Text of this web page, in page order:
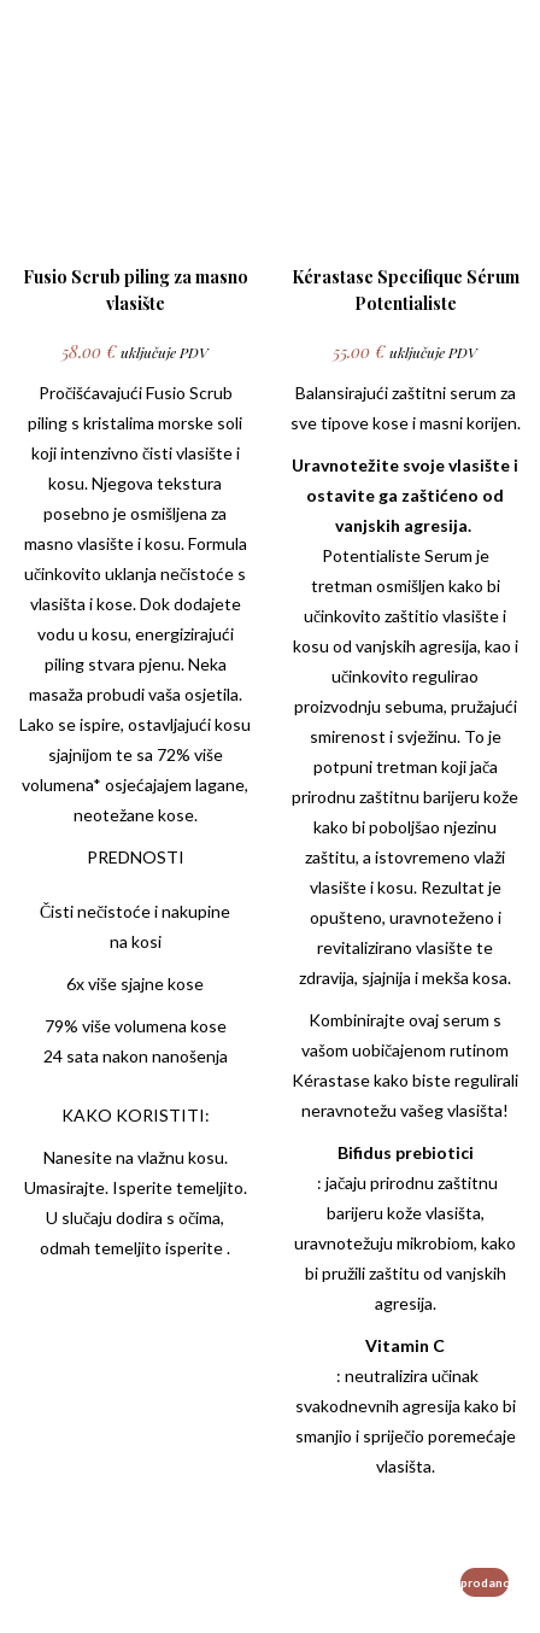
Fusio Scrub piling za masno
vlasište
58.00 € uključuje PDV
PročišćavajućiFusio Scrub
piling s kristalima morske soli
koji intenzivno čisti vlasište i
kosu. Njegova tekstura
posebno je osmišljena za
masno vlasište i kosu. Formula
učinkovito uklanja nečistoće s
vlasišta i kose. Dok dodajete
vodu u kosu, energizirajući
piling stvara pjenu. Neka
masaža probudi vaša osjetila.
Lako se ispire, ostavljajući kosu
sjajnijom te sa 72% više
volumena* osjećajajem lagane,
neotežane kose.
PREDNOSTI
Čisti nečistoće i nakupine
na kosi
6x više sjajne kose
79% više volumena kose
24 sata nakon nanošenja
KAKO KORISTITI:
Nanesite na vlažnu kosu.
Umasirajte. Isperite temeljito.
U slučaju dodira s očima,
odmah temeljito isperite .
Kérastase Specifique Sérum
Potentialiste
55.00 € uključuje PDV
Balansirajući zaštitni serum za
sve tipove kose i masni korijen.
Uravnotežite svoje vlasište i
ostavite ga zaštićeno od
vanjskih agresija.
Potentialiste Serum je
tretman osmišljen kako bi
učinkovito zaštitio vlasište i
kosu od vanjskih agresija, kao i
učinkovito regulirao
proizvodnju sebuma, pružajući
smirenost i svježinu. To je
potpuni tretman koji jača
prirodnu zaštitnu barijeru kože
kako bi poboljšao njezinu
zaštitu, a istovremeno vlaži
vlasište i kosu. Rezultat je
opušteno, uravnoteženo i
revitalizirano vlasište te
zdravija, sjajnija i mekša kosa.
Kombinirajte ovaj serum s
vašom uobičajenom rutinom
Kérastase kako biste regulirali
neravnotežu vašeg vlasišta!
Bifidus prebiotici
: jačaju prirodnu zaštitnu
barijeru kože vlasišta,
uravnotežuju mikrobiom, kako
bi pružili zaštitu od vanjskih
agresija.
Vitamin C
: neutralizira učinak
svakodnevnih agresija kako bi
smanjio i spriječio poremećaje
vlasišta.
prodano